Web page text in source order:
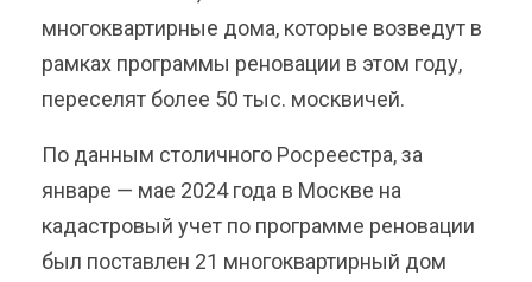
многоквартирные дома, которые возведут в
рамках программы реновации в этом году,
переселят более 50 тыс. москвичей.
По данным столичного Росреестра, за
январе — мае 2024 года в Москве на
кадастровый учет по программе реновации
был поставлен 21 многоквартирный дом